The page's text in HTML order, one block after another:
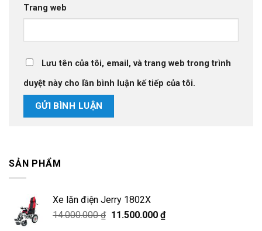
Trang web
Lưu tên của tôi, email, và trang web trong trình
duyệt này cho lần bình luận kế tiếp của tôi.
SẢN PHẨM
Xe lăn điện Jerry 1802X
14.000.000₫ Giá
11.500.000 ₫Giá